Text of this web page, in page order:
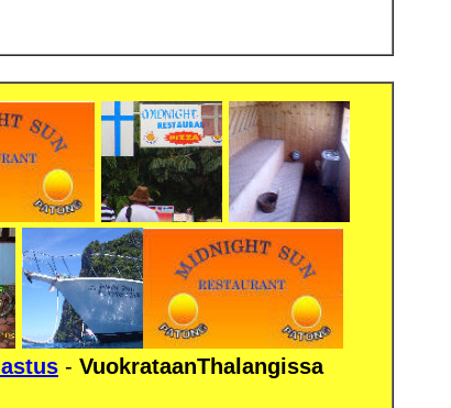
- VuokrataanThalangissa